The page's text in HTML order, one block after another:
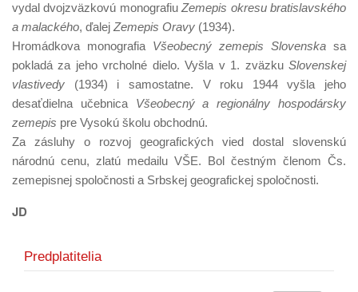
vydal dvojzväzkovú monografiuZemepis okresu bratislavského
a malackého, ďalej Zemepis Oravy (1934).
Hromádkova monografia Všeobecný zemepis Slovenska sa
pokladá za jeho vrcholné dielo. Vyšla v 1. zväzku Slovenskej
vlastivedy (1934) i samostatne. V roku 1944 vyšla jeho
desaťdielna učebnica Všeobecný a regionálny hospodársky
zemepis pre Vysokú školu obchodnú.
Za zásluhy o rozvoj geografických vied dostal slovenskú
národnú cenu, zlatú medailu VŠE. Bol čestným členom Čs.
zemepisnej spoločnosti a Srbskej geografickej spoločnosti.
JD
Predplatitelia